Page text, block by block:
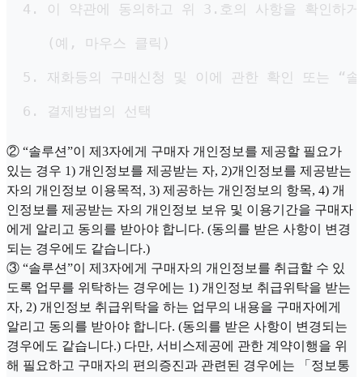
4. 이 약관에 동의하고 위 3.호의 사항을 확인하거
     (예, 마우스 클릭)
5. 재화등의 구매신청 및 이에 관한 확인 또는 “
  6. 결제방법의 선택
② “솔루션”이 제3자에게 구매자 개인정보를 제공할 필요가
있는 경우 1) 개인정보를 제공받는 자, 2)개인정보를 제공받는
자의 개인정보 이용목적, 3) 제공하는 개인정보의 항목, 4) 개
인정보를 제공받는 자의 개인정보 보유 및 이용기간을 구매자
에게 알리고 동의를 받아야 합니다. (동의를 받은 사항이 변경
되는 경우에도 같습니다.)
③ “솔루션”이 제3자에게 구매자의 개인정보를 취급할 수 있
도록 업무를 위탁하는 경우에는 1) 개인정보 취급위탁을 받는
자, 2) 개인정보 취급위탁을 하는 업무의 내용을 구매자에게
알리고 동의를 받아야 합니다. (동의를 받은 사항이 변경되는
경우에도 같습니다.) 다만, 서비스제공에 관한 계약이행을 위
해 필요하고 구매자의 편의증진과 관련된 경우에는 「정보통